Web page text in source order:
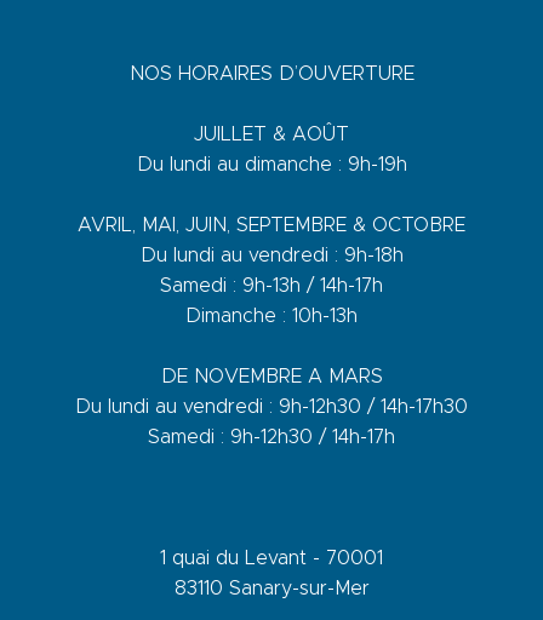
NOS HORAIRES D’OUVERTURE
JUILLET & AOÛT
Du lundi au dimanche : 9h-19h
AVRIL, MAI, JUIN, SEPTEMBRE & OCTOBRE
Du lundi au vendredi : 9h-18h
Samedi : 9h-13h / 14h-17h
Dimanche : 10h-13h
DE NOVEMBRE A MARS
Du lundi au vendredi : 9h-12h30 / 14h-17h30
Samedi : 9h-12h30 / 14h-17h
1 quai du Levant - 70001
83110 Sanary-sur-Mer